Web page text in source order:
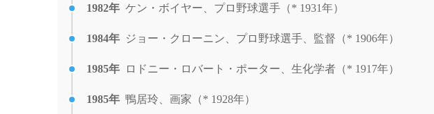
1982年 ケン・ボイヤー、プロ野球選手（* 1931年）
1984年 ジョー・クローニン、プロ野球選手、監督（* 1906年）
1985年 ロドニー・ロバート・ポーター、生化学者（* 1917年）
1985年 鴨居玲、画家（* 1928年）